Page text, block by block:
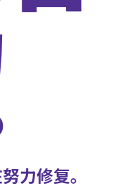
力修复。